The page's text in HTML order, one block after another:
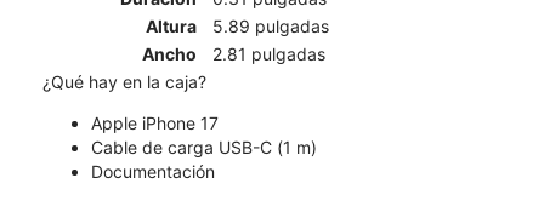
Altura
5.89 pulgadas
Ancho
2.81 pulgadas
¿Qué hay en la caja?
Apple iPhone 17
Cable de carga USB-C (1 m)
Documentación